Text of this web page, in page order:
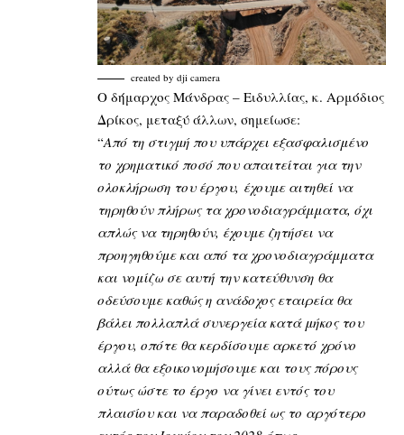
created by dji camera
Ο δήμαρχος Μάνδρας – Ειδυλλίας, κ. Αρμόδιος
Δρίκος, μεταξύ άλλων, σημείωσε:
“Από τη στιγμή που υπάρχει εξασφαλισμένο
το χρηματικό ποσό που απαιτείται για την
ολοκλήρωση του έργου, έχουμε αιτηθεί να
τηρηθούν πλήρως τα χρονοδιαγράμματα, όχι
απλώς να τηρηθούν, έχουμε ζητήσει να
προηγηθούμε και από τα χρονοδιαγράμματα
και νομίζω σε αυτή την κατεύθυνση θα
οδεύσουμε καθώς η ανάδοχος εταιρεία θα
βάλει πολλαπλά συνεργεία κατά μήκος του
έργου, οπότε θα κερδίσουμε αρκετό χρόνο
αλλά θα εξοικονομήσουμε και τους πόρους
ούτως ώστε το έργο να γίνει εντός του
πλαισίου και να παραδοθεί ως το αργότερο